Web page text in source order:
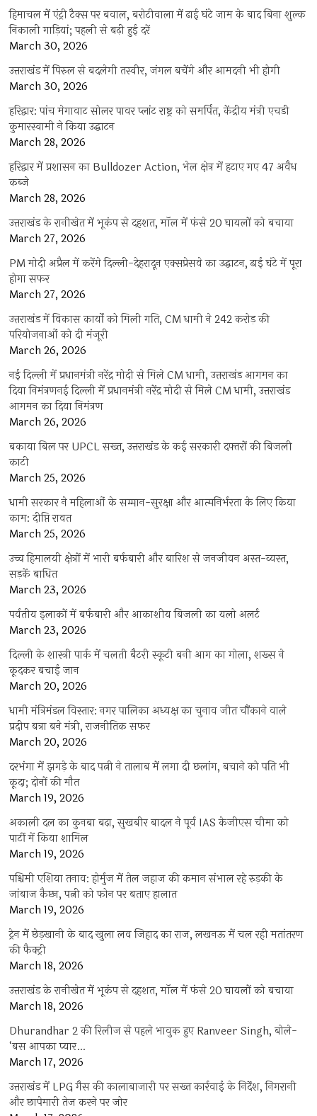
हिमाचल में एंट्री टैक्स पर बवाल, बरोटीवाला में ढाई घंटे जाम के बाद बिना शुल्क
निकाली गाड़ियां; पहली से बढ़ी हुई दरें
March 30, 2026
उत्तराखंड में पिरुल से बदलेगी तस्वीर, जंगल बचेंगे और आमदनी भी होगी
March 30, 2026
हरिद्वार: पांच मेगावाट सोलर पावर प्लांट राष्ट्र को समर्पित, केंद्रीय मंत्री एचडी
कुमारस्वामी ने किया उद्घाटन
March 28, 2026
हरिद्वार में प्रशासन का Bulldozer Action, भेल क्षेत्र में हटाए गए 47 अवैध
कब्जे
March 28, 2026
उत्तराखंड के रानीखेत में भूकंप से दहशत, मॉल में फंसे 20 घायलों को बचाया
March 27, 2026
PM मोदी अप्रैल में करेंगे दिल्ली-देहरादून एक्सप्रेसवे का उद्घाटन, ढाई घंटे में पूरा
होगा सफर
March 27, 2026
उत्तराखंड में विकास कार्यों को मिली गति, CM धामी ने 242 करोड़ की
परियोजनाओं को दी मंजूरी
March 26, 2026
नई दिल्ली में प्रधानमंत्री नरेंद्र मोदी से मिले CM धामी, उत्तराखंड आगमन का
दिया निमंत्रणनई दिल्ली में प्रधानमंत्री नरेंद्र मोदी से मिले CM धामी, उत्तराखंड
आगमन का दिया निमंत्रण
March 26, 2026
बकाया बिल पर UPCL सख्त, उत्तराखंड के कई सरकारी दफ्तरों की बिजली
काटी
March 25, 2026
धामी सरकार ने महिलाओं के सम्मान-सुरक्षा और आत्मनिर्भरता के लिए किया
काम: दीप्ति रावत
March 25, 2026
उच्च हिमालयी क्षेत्रों में भारी बर्फबारी और बारिश से जनजीवन अस्त-व्यस्त,
सड़कें बाधित
March 23, 2026
पर्वतीय इलाकों में बर्फबारी और आकाशीय बिजली का यलो अलर्ट
March 23, 2026
दिल्ली के शास्त्री पार्क में चलती बैटरी स्कूटी बनी आग का गोला, शख्स ने
कूदकर बचाई जान
March 20, 2026
धामी मंत्रिमंडल विस्तार: नगर पालिका अध्यक्ष का चुनाव जीत चौंकाने वाले
प्रदीप बत्रा बने मंत्री, राजनीतिक सफर
March 20, 2026
दरभंगा में झगड़े के बाद पत्नी ने तालाब में लगा दी छलांग, बचाने को पति भी
कूदा; दोनों की मौत
March 19, 2026
अकाली दल का कुनबा बढ़ा, सुखबीर बादल ने पूर्व IAS केजीएस चीमा को
पार्टी में किया शामिल
March 19, 2026
पश्चिमी एशिया तनाव: होर्मुज में तेल जहाज की कमान संभाल रहे रुड़की के
जांबाज कैप्टन, पत्नी को फोन पर बताए हालात
March 19, 2026
ट्रेन में छेड़खानी के बाद खुला लव जिहाद का राज, लखनऊ में चल रही मतांतरण
की फैक्ट्री
March 18, 2026
उत्तराखंड के रानीखेत में भूकंप से दहशत, मॉल में फंसे 20 घायलों को बचाया
March 18, 2026
Dhurandhar 2 की रिलीज से पहले भावुक हुए Ranveer Singh, बोले-
‘बस आपका प्यार…
March 17, 2026
उत्तराखंड में LPG गैस की कालाबाजारी पर सख्त कार्रवाई के निर्देश, निगरानी
और छापेमारी तेज करने पर जोर